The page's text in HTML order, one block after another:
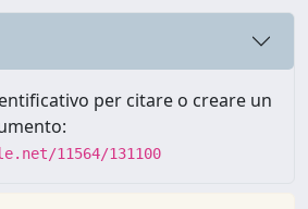
per citare o creare un
11564/131100